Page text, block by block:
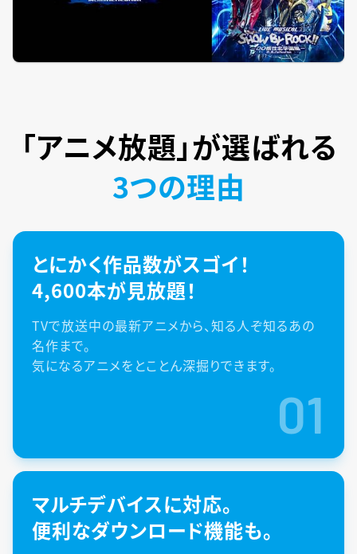
「アニメ放題」が選ばれる
3つの理由
とにかく作品数がスゴイ！
4,600本が見放題！
TVで放送中の最新アニメから、知る人ぞ知るあの
名作まで。
気になるアニメをとことん深掘りできます。
01
マルチデバイスに対応。
便利なダウンロード機能も。